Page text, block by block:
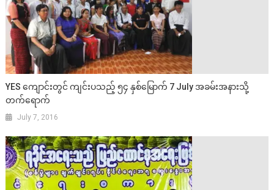
YES ကျောင်းတွင် ကျင်းပသည့် ၅၄ နှစ်မြောက် 7 July အခမ်းအနားသို့
တက်ရောက်
July 7, 2016